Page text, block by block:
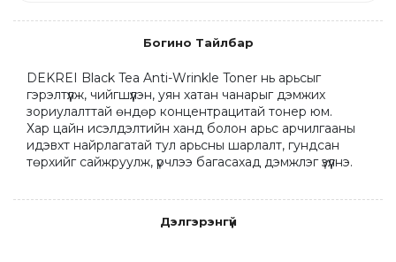
Богино Тайлбар
DEKREI Black Tea Anti-Wrinkle Toner нь арьсыг
гэрэлтүүлж, чийгшүүлэн, уян хатан чанарыг дэмжих
зориулалттай өндөр концентрацитай тонер юм.
Хар цайн исэлдэлтийн ханд болон арьс арчилгааны
идэвхт найрлагатай тул арьсны шарлалт, гундсан
төрхийг сайжруулж, үрчлээ багасахад дэмжлэг үзүүлнэ.
Дэлгэрэнгүй